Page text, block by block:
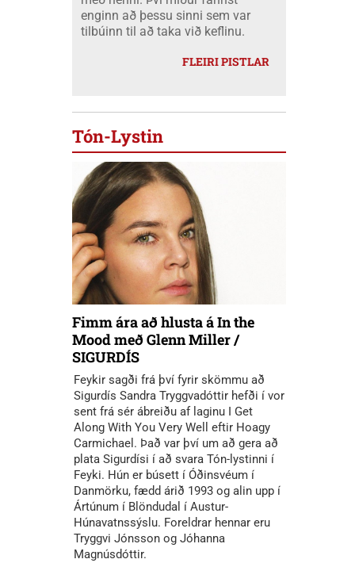
enginn að þessu sinni sem var
tilbúinn til að taka við keflinu.
FLEIRI PISTLAR
Tón-Lystin
Fimm ára að hlusta á In the
Mood með Glenn Miller /
SIGURDÍS
Feykir sagði frá því fyrir skömmu að
Sigurdís Sandra Tryggvadóttir hefði í vor
sent frá sér ábreiðu af laginu I Get
Along With You Very Well eftir Hoagy
Carmichael. Það var því um að gera að
plata Sigurdísi í að svara Tón-lystinni í
Feyki. Hún er búsett í Óðinsvéum í
Danmörku, fædd árið 1993 og alin upp í
Ártúnum í Blöndudal í Austur-
Húnavatnssýslu. Foreldrar hennar eru
Tryggvi Jónsson og Jóhanna
Magnúsdóttir.